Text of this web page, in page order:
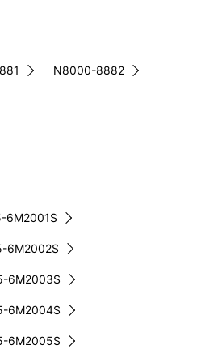
N8000-8882
6M2001S
6M2002S
6M2003S
6M2004S
6M2005S